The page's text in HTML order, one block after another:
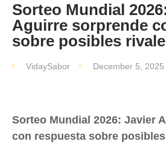
Sorteo Mundial
Aguirre sorprende
sobre posibles
VidaySabor December 5, 2025
Sorteo Mundial 2026: Javier
con respuesta sobre